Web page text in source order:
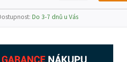
Do 3-7 dnů u Vás